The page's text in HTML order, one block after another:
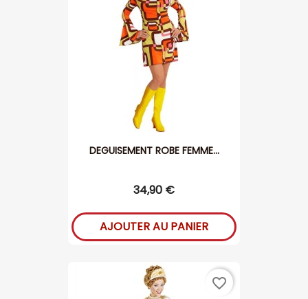
DEGUISEMENT ROBE FEMME...
34,90 €
AJOUTER AU PANIER
favorite_border